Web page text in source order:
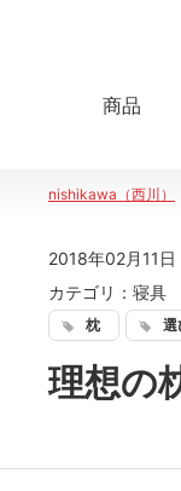
商品
nishikawa（西川）
2018年02月11日
カテゴリ： 寝具
枕 選
理想の